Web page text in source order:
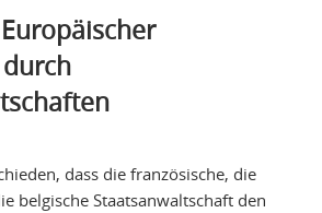
dass die französische, die
belgische Staatsanwaltschaft den